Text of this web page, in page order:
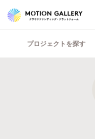
プロジェクトを探す